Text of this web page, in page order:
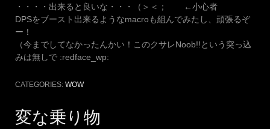
・・・・出来ると良いな・・・（＞＜； ←小心者
DPSをブースト出来るようなmacroも組んでみたし、頑張るぞ
ー！
（今までしてなかったんかい！このクサレNoob!!という突っ込
みは無しで :redface_wp:
CATEGORIES: WOW
変な乗り物